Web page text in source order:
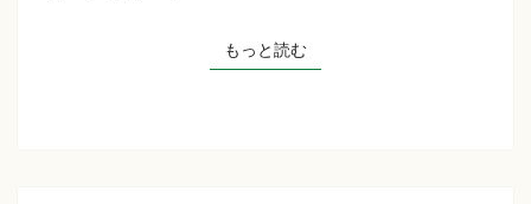
行
事
もっと読むもっと読む